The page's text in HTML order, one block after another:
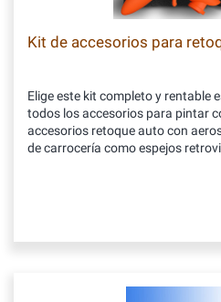
Kit de accesorios para
Elige este kit completo y rentable
todos los accesorios para pintar
accesorios retoque auto con
de carrocería como espejos